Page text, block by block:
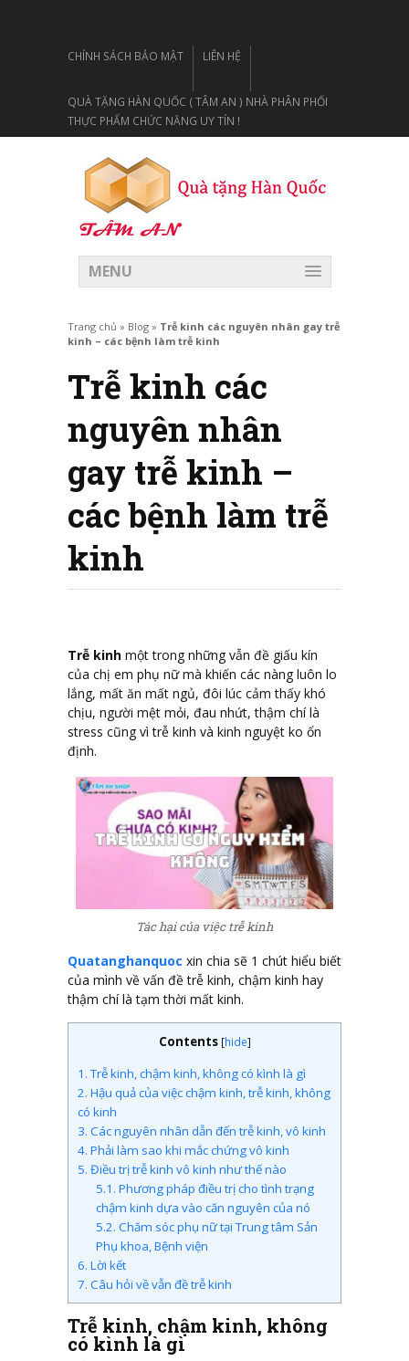
CHÍNH SÁCH BẢO MẬT LIÊN HỆ
QUÀ TẶNG HÀN QUỐC ( TÂM AN ) NHÀ PHÂN PHỐI
THỰC PHẨM CHỨC NĂNG UY TÍN !
MENU
Trang chủ » Blog » Trễ kinh các nguyên nhân gay trễ
kinh – các bệnh làm trễ kinh
Trễ kinh các
nguyên nhân
gay trễ kinh –
các bệnh làm trễ
kinh
Trễ kinh một trong những vẫn đề giấu kín
của chị em phụ nữ mà khiến các nàng luôn lo
lắng, mất ăn mất ngủ, đôi lúc cảm thấy khó
chịu, người mệt mỏi, đau nhứt, thậm chí là
stress cũng vì trễ kinh và kinh nguyệt ko ổn
định.
Tác hại của việc trễ kinh
Quatanghanquoc xin chia sẽ 1 chút hiểu biết
của mình về vấn đề trễ kinh, chậm kinh hay
thậm chí là tạm thời mất kinh.
Contents [hide]
1.Trễ kinh, chậm kinh, không có kình là gì
2. Hậu quả của việc chậm kinh, trễ kinh, không
có kinh
3. Các nguyên nhân dẫn đến trễ kinh, vô kinh
4. Phải làm sao khi mắc chứng vô kinh
5. Điều trị trễ kinh vô kinh như thế nào
5.1. Phương pháp điều trị cho tình trạng
chậm kinh dựa vào căn nguyên của nó
5.2. Chăm sóc phụ nữ tại Trung tâm Sản
Phụ khoa, Bệnh viện
6. Lời kết
7. Câu hỏi về vẫn đề trễ kinh
Trễ kinh, chậm kinh, không
có kình là gì